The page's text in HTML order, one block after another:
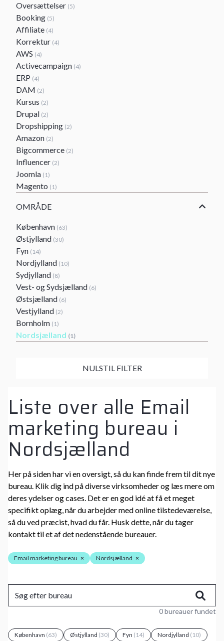
Oversættelser (5)
Booking (5)
Affiliate (4)
Korrektur (4)
AWS (4)
Activecampaign (4)
ERP (4)
DAM (2)
Kursus (2)
Drupal (2)
Dropshipping (2)
Amazon (2)
Bigcommerce (2)
Influencer (2)
Joomla (1)
Magento (1)
OMRÅDE
København (63)
Østjylland (30)
Fyn (14)
Nordjylland (10)
Sydjylland (8)
Vest- og Sydsjælland (6)
Østsjælland (6)
Vestjylland (2)
Bornholm (1)
Nordsjælland (1)
NULSTIL FILTER
Liste over alle Email
marketing bureau i
Nordsjælland
Her på siden har vi en oversigt, så du kan finde frem til dit nye
bureau. Klik dig ind på diverse virksomheder og læs mere om
deres ydelser og cases. Det er en god idé at få et meget
specifikt oplæg, når du arbejder med online tilstedeværelse,
så du ved præcist, hvad du får. Husk dette, når du tager
kontakt til et af det nedenstående bureauer.
Email marketing bureau × Nordsjælland ×
0 bureauer fundet
København (63) Østjylland (30) Fyn (14) Nordjylland (10)